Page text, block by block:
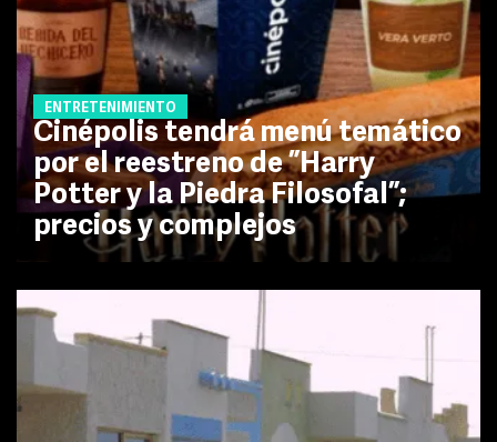
ENTRETENIMIENTO
Cinépolis tendrá menú temático
por el reestreno de ”Harry
Potter y la Piedra Filosofal”;
precios y complejos